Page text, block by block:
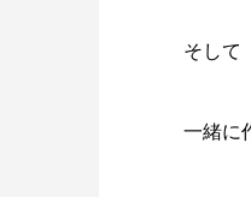
そし
一緒に